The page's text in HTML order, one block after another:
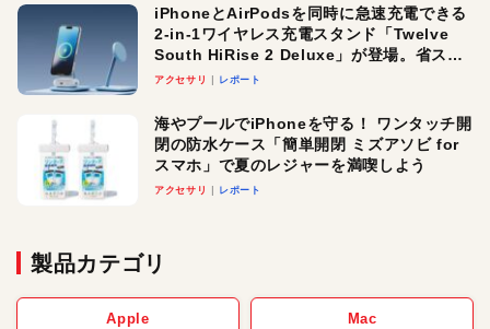
iPhoneとAirPodsを同時に急速充電できる
2-in-1ワイヤレス充電スタンド「Twelve
South HiRise 2 Deluxe」が登場。省スペ
ースでおしゃれに充電したい人にオスス
アクセサリ レポート
海やプールでiPhoneを守る！ ワンタッチ開
閉の防水ケース「簡単開閉 ミズアソビ for
スマホ」で夏のレジャーを満喫しよう
アクセサリ レポート
製品カテゴリ
Apple Mac